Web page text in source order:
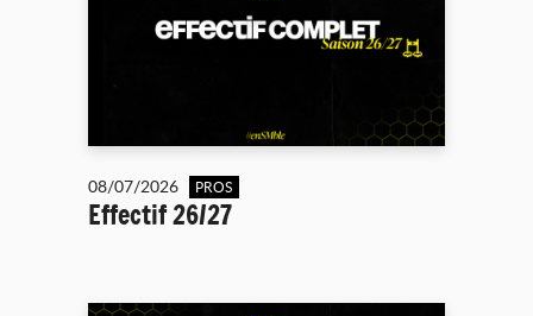
08/07/2026 PROS
Effectif 26/27